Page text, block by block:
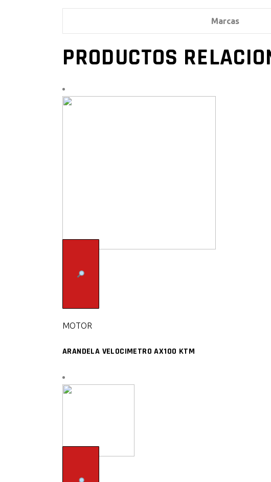
Marcas
PRODUCTOS
MOTOR
ARANDELA VELOCIMETRO AX100 KTM